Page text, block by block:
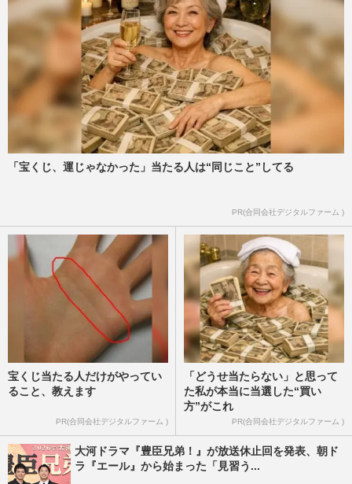
「宝くじ、運じゃなかった」当たる人は“同じこと”してる
PR(合同会社デジタルファーム )
宝くじ当たる人だけがやってい
ること、教えます
PR(合同会社デジタルファーム )
「どうせ当たらない」と思って
た私が本当に当選した“買い
方”がこれ
PR(合同会社デジタルファーム )
大河ドラマ『豊臣兄弟！』が放送休止回を発表、朝ド
ラ『エール』から始まった「見習う...